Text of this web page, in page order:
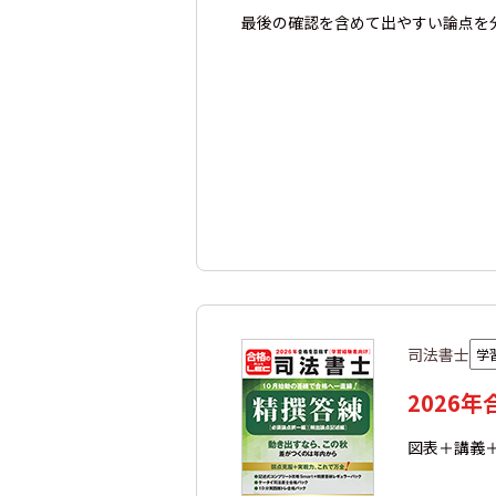
最後の確認を含めて出やすい論点
司法書士 学
2026年
図表＋講義